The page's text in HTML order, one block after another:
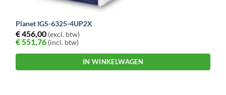
Planet IGS-6325-4UP2X
€456,00 (excl. btw)
€551,76 (incl. btw)
IN WINKELWAGEN